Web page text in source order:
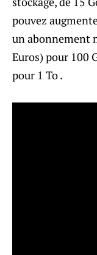
pouvez
un abonnement
Euros) pour 100
pour 1 To .